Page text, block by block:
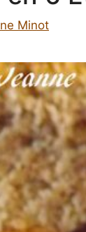
Minot